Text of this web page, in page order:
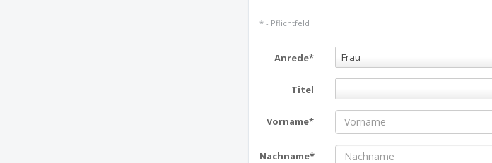
* - Pflichtfeld
Anrede* Frau
Titel ---
Vorname*
Nachname*